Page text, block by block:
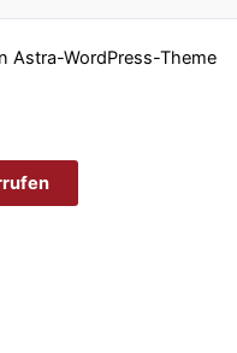
Astra-WordPress-Theme